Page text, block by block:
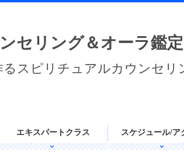
セリング＆オーラ鑑定
スピリチュアルカウンセリ
エキスパートクラス スケジュール/ア